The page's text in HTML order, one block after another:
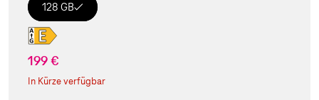
128 GB
199 €
In Kürze verfügbar